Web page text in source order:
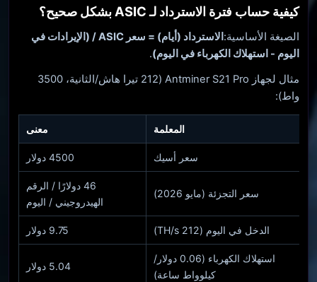
كيفية حساب فترة الاسترداد لـ ASIC بشكل صحيح؟
الصيغة الأساسية:
الاسترداد (أيام) = سعر ASIC / (الإيرادات في
اليوم - استهلاك الكهرباء في اليوم) .
مثال لجهاز Antminer S21 Pro (212 تيرا هاش/الثانية، 3500
واط):
المعلمة معنى
سعر أسيك 4500 دولار
سعر التجزئة (مايو 2026)
46 دولارًا / الرقم
الهيدروجيني / اليوم
الدخل في اليوم (212 TH/s) 9.75 دولار
استهلاك الكهرباء (0.06 دولار/
كيلوواط ساعة)
5.04 دولار